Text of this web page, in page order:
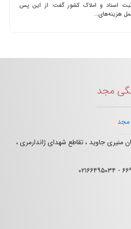
ثبت اسناد و املاک کشور گفت: از این پس
هزینه‌های...
مجد
مجد
منیری جاوید ، تقاطع شهدای ژاندارمری ،